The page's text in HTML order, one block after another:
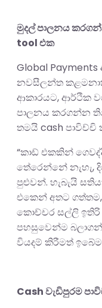
මුදල් පාලනය
tool එක
Global
නවසීලන්ත
ආකාරයට, ආර්ථික
පාලනය කරගන්න
තමයි cash
“කාඩ් එකකින්
තේරෙන්නේ නැහැ,
පුළුවන්. හැබැයි
එකෙන් අතට
කොච්චර සල්ලි ඉතිරි
පහසුවෙන්ම
වියදම් කිරීමත්
Cash වැඩිපුරම